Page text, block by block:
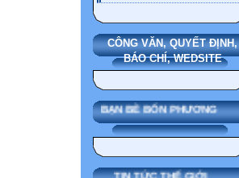
CÔNG VĂN, QUYẾT ĐỊNH,
BÁO CHÍ, WEDSITE
BẠN BÈ BỐN PHƯƠNG